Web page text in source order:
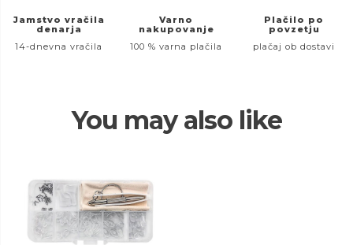
Jamstvo vračila
denarja
14-dnevna vračila
Varno
nakupovanje
100 % varna plačila
Plačilo po
povzetju
plačaj ob dostavi
You may also like